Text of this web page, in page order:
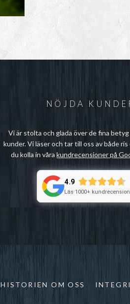
NÖJDA
Vi är stolta och glada över de fina betyg
kunder. Vi läser och tar till oss av både ris
du kolla in vårakundrecensioner på
4.9
Läs 1000+
HISTORIEN OM OSS